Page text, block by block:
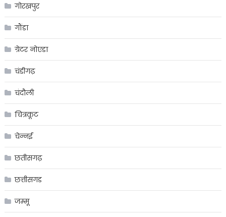
गोरखपुर
गौंडा
ग्रेटर नोएडा
चंडीगढ़
चंदौली
चित्रकूट
चेन्नई
छतीसगढ़
छत्तीसगड
जम्मू